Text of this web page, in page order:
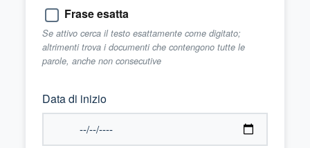
Frase esatta
Se attivo cerca il testo esattamente come digitato;
altrimenti trova i documenti che contengono tutte le
parole, anche non consecutive
Data di inizio